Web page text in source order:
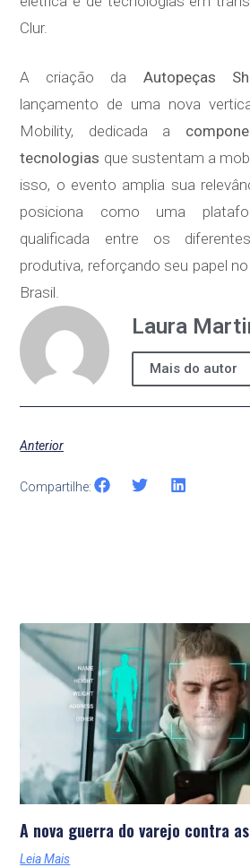
Clur.
A criação da Autopeças
lançamento de uma nova
Mobility, dedicada a
tecnologias que sustentam a
isso, o evento amplia sua
posiciona como uma
qualificada entre os
produtiva, reforçando seu papel
Brasil.
Laura
Mais do autor
Anterior
Compartilhe:
Últimas
A nova guerra do varejo contra
Leia Mais